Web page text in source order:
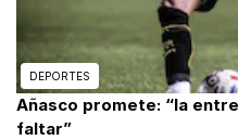
DEPORTES
Añasco promete: “la
faltar”